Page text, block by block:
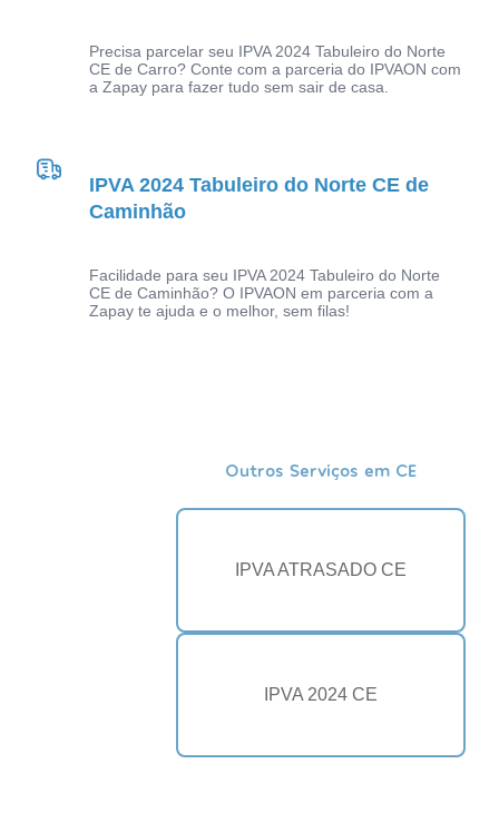
Precisa parcelar seu IPVA 2024 Tabuleiro do Norte
CE de Carro? Conte com a parceria do IPVAON com
a Zapay para fazer tudo sem sair de casa.
IPVA 2024 Tabuleiro do Norte CE de
Caminhão
Facilidade para seu IPVA 2024 Tabuleiro do Norte
CE de Caminhão? O IPVAON em parceria com a
Zapay te ajuda e o melhor, sem filas!
Outros Serviços em CE
IPVA ATRASADO CE
IPVA 2024 CE